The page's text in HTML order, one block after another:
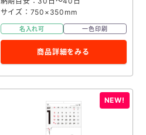
サイズ：750×350mm
名入れ可 一色印刷
商品詳細をみる